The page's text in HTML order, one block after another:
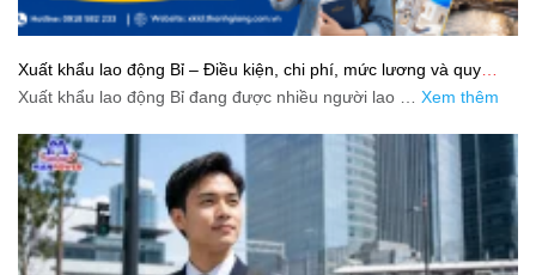
Xuất khẩu lao động Bỉ – Điều kiện, chi phí, mức lương và quy
trình chuẩn cho người lao động
Xuất khẩu lao động Bỉ đang được nhiều người lao … Xem thêm